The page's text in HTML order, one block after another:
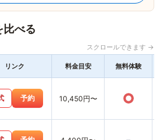
比べる
スクロールできます →
リンク 料金目安 無料体験
予約 10,450円〜 ○